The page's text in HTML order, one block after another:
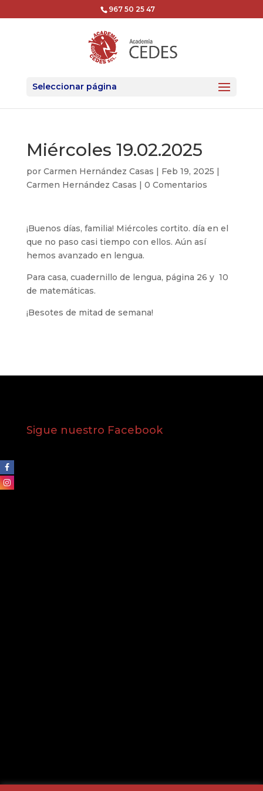
967 50 25 47
Seleccionar página
Miércoles 19.02.2025
por Carmen Hernández Casas | Feb 19, 2025 |
Carmen Hernández Casas | 0 Comentarios
¡Buenos días, familia! Miércoles cortito. día en el
que no paso casi tiempo con ellos. Aún así
hemos avanzado en lengua.
Para casa, cuadernillo de lengua, página 26 y 10
de matemáticas.
¡Besotes de mitad de semana!
Sigue nuestro Facebook